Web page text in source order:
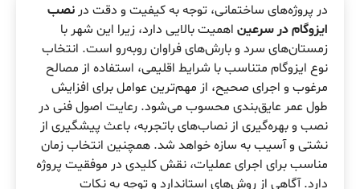
در پروژه‌های ساختمانی، توجه به کیفیت و دقت در نصب
ایزوگام در سرعین اهمیت بالایی دارد، زیرا این شهر با
زمستان‌های سرد و بارش‌های فراوان روبه‌رو است. انتخاب
نوع ایزوگام متناسب با شرایط اقلیمی، استفاده از مصالح
مرغوب و اجرای صحیح، از مهم‌ترین عوامل برای افزایش
طول عمر عایق‌بندی محسوب می‌شود. رعایت اصول فنی در
نصب و بهره‌گیری از نصاب‌های باتجربه، باعث پیشگیری از
نشتی و آسیب به سازه خواهد شد. همچنین انتخاب زمان
مناسب برای اجرای عملیات، نقش کلیدی در موفقیت پروژه
دارد. آگاهی از روش‌های استاندارد و توجه به نکات